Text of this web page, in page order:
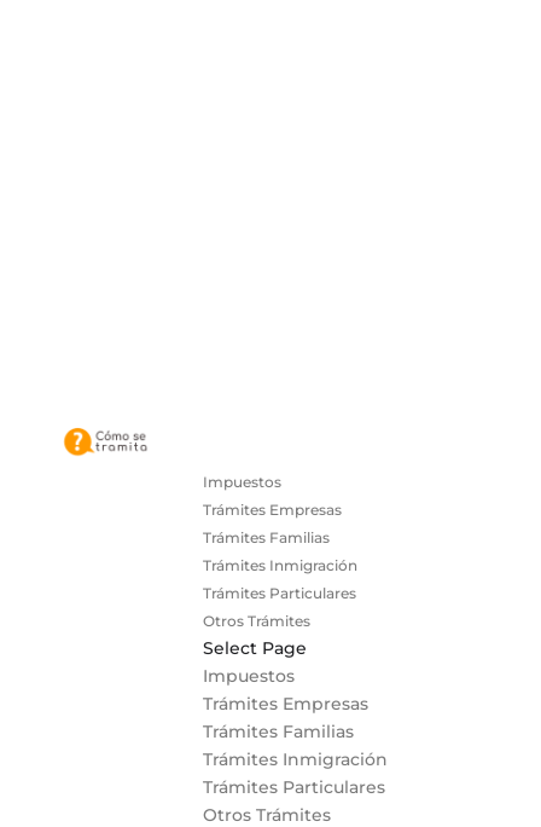
Impuestos
Trámites Empresas
Trámites Familias
Trámites Inmigración
Trámites Particulares
Otros Trámites
Select Page
Impuestos
Trámites Empresas
Trámites Familias
Trámites Inmigración
Trámites Particulares
Otros Trámites